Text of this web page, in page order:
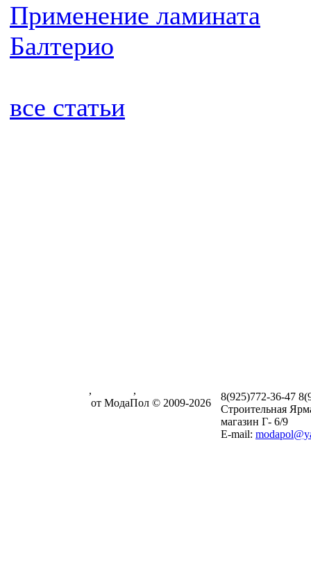
Применение ламината
Балтерио
все статьи
,
,
от МодаПол © 2009-2026
8(925)772-36-47
Строительная
магазин Г- 6/9
E-mail: